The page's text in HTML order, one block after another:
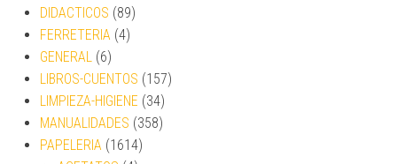
DIDACTICOS (89)
FERRETERIA (4)
GENERAL (6)
LIBROS-CUENTOS (157)
LIMPIEZA-HIGIENE (34)
MANUALIDADES (358)
PAPELERIA (1614)